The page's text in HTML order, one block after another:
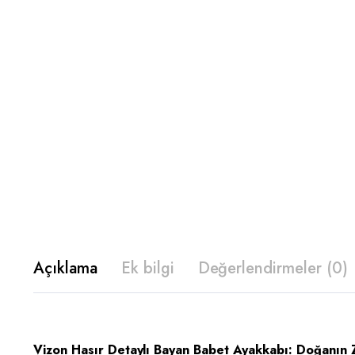
Açıklama Ek bilgi Değerlendirmeler (0)
Vizon Hasır Detaylı Bayan Babet Ayakkabı: Doğanın